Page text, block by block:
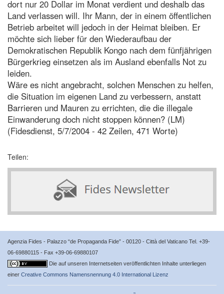
dort nur 20 Dollar im Monat verdient und deshalb das
Land verlassen will. Ihr Mann, der in einem öffentlichen
Betrieb arbeitet will jedoch in der Heimat bleiben. Er
möchte sich lieber für den Wiederaufbau der
Demokratischen Republik Kongo nach dem fünfjährigen
Bürgerkrieg einsetzen als im Ausland ebenfalls Not zu
leiden.
Wäre es nicht angebracht, solchen Menschen zu helfen,
die Situation im eigenen Land zu verbessern, anstatt
Barrieren und Mauren zu errichten, die die illegale
Einwanderung doch nicht stoppen können? (LM)
(Fidesdienst, 5/7/2004 - 42 Zeilen, 471 Worte)
Teilen:
Agenzia Fides - Palazzo “de Propaganda Fide” - 00120 - Città del Vaticano Tel. +39-
06-69880115 - Fax +39-06-69880107
Die auf unseren Internetseiten veröffentlichten Inhalte unterliegen
einer Creative Commons Namensnennung 4.0 International Lizenz